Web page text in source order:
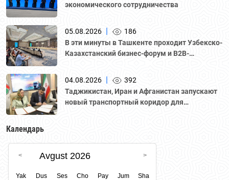
экономического сотрудничества
05.08.2026 |
186
В эти минуты в Ташкенте проходит Узбекско-
Казахстанский бизнес-форум и B2B-
Национальной палатой предпринимателей
Казахстана "Атамекен."
04.08.2026 |
392
Таджикистан, Иран и Афганистан запускают
новый транспортный коридор для
Календарь
Avgust 2026
Yak Dus Ses Cho Pay Jum Sha